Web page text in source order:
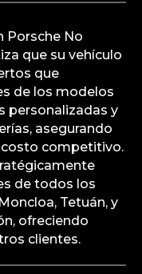
Porsche No
que su vehículo
que
de los modelos
personalizadas y
asegurando
costo competitivo.
de todos los
Tetuán, y
ofreciendo
clientes.